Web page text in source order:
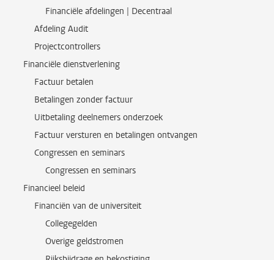
Financiële afdelingen | Decentraal
Afdeling Audit
Projectcontrollers
Financiële dienstverlening
Factuur betalen
Betalingen zonder factuur
Uitbetaling deelnemers onderzoek
Factuur versturen en betalingen ontvangen
Congressen en seminars
Congressen en seminars
Financieel beleid
Financiën van de universiteit
Collegegelden
Overige geldstromen